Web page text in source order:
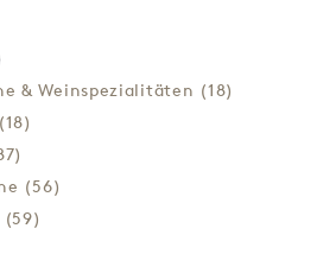
& Weinspezialitäten (18)
(18)
(56)
(59)